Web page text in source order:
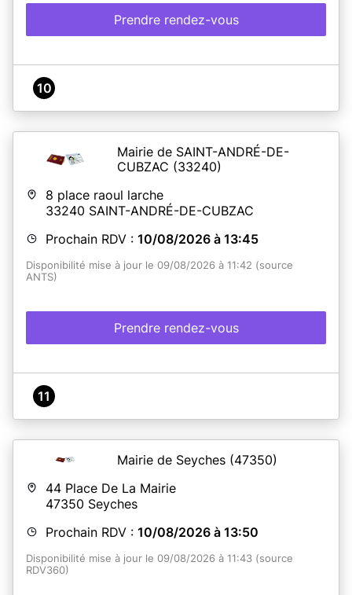
Prendre rendez-vous
10
Mairie de SAINT-ANDRÉ-DE-
CUBZAC (33240)
8 place raoul larche
33240 SAINT-ANDRÉ-DE-CUBZAC
Prochain RDV : 10/08/2026 à 13:45
Disponibilité mise à jour le 09/08/2026 à 11:42 (source
ANTS)
Prendre rendez-vous
11
Mairie de Seyches (47350)
44 Place De La Mairie
47350 Seyches
Prochain RDV : 10/08/2026 à 13:50
Disponibilité mise à jour le 09/08/2026 à 11:43 (source
RDV360)